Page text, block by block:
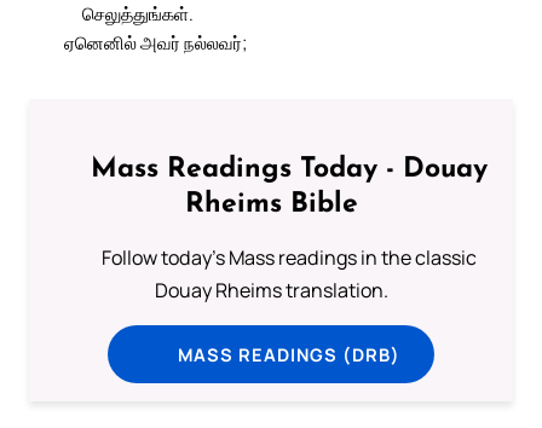
செலுத்துங்கள்.
ஏனெனில் அவர் நல்லவர்;
Mass Readings Today - Douay
Rheims Bible
Follow today's Mass readings in the classic
Douay Rheims translation.
MASS READINGS (DRB)